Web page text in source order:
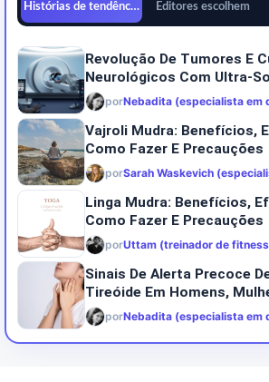
Histórias de tendências Editores escolhem
Revolução De Tumores E
Neurológicos Com Ultra-
porNebadita (especialista em
Vajroli Mudra: Benefícios,
Como Fazer E Precauções
porSarah Waskevich
Linga Mudra: Benefícios,
Como Fazer E Precauções
porUttam (treinador de
Sinais De Alerta Precoce
Tireóide Em Homens,
porNebadita (especialista em